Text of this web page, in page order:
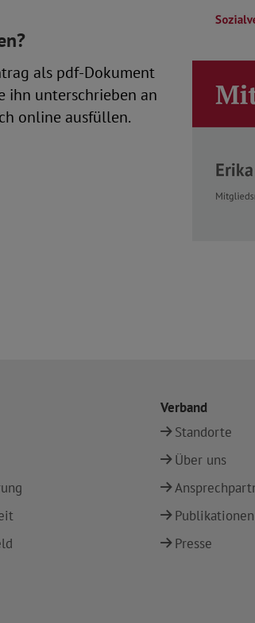
als pdf-Dokument
ihn unterschrieben an
online ausfüllen.
Verband
Standorte
Über uns
Publikationen
Presse